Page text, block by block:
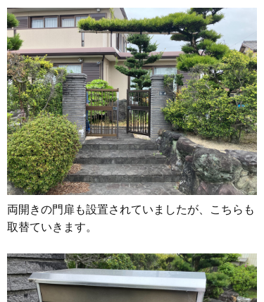
両開きの門扉も設置されていましたが、こちらも
取替ていきます。